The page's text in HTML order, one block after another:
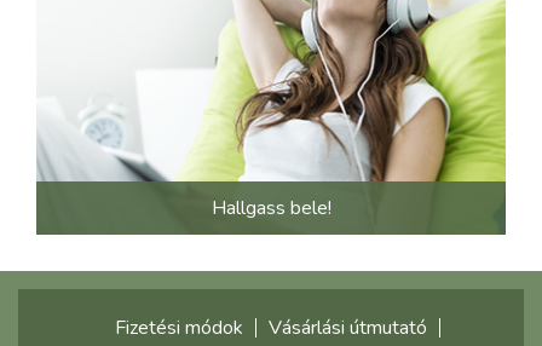
Hallgass bele!
Fizetési módok
Vásárlási útmutató